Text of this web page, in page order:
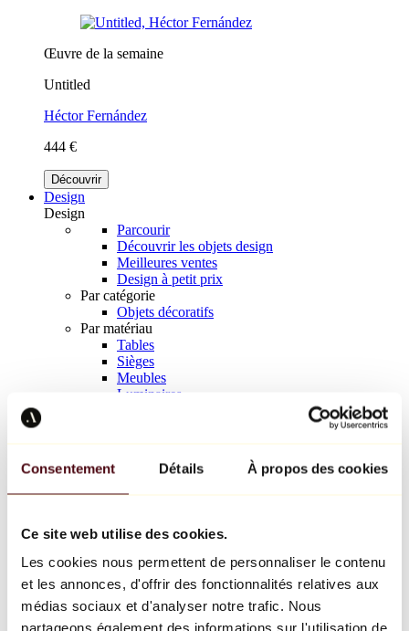
Consentement Détails À propos des cookies
Ce site web utilise des cookies.
Les cookies nous permettent de personnaliser le contenu
et les annonces, d'offrir des fonctionnalités relatives aux
médias sociaux et d'analyser notre trafic. Nous
partageons également des informations sur l'utilisation de
Œuvre de la semaine
Untitled
Héctor Fernández
444 €
Découvrir
Design
Design
Parcourir
Découvrir les objets design
Meilleures ventes
Design à petit prix
Par catégorie
Objets décoratifs
Par matériau
Tables
Sièges
Meubles
Luminaires
Richard Orlinski
Keith Haring
Jeff Koons
Jean-Michel Basquiat
Tous les designers
Œuvre de la semaine